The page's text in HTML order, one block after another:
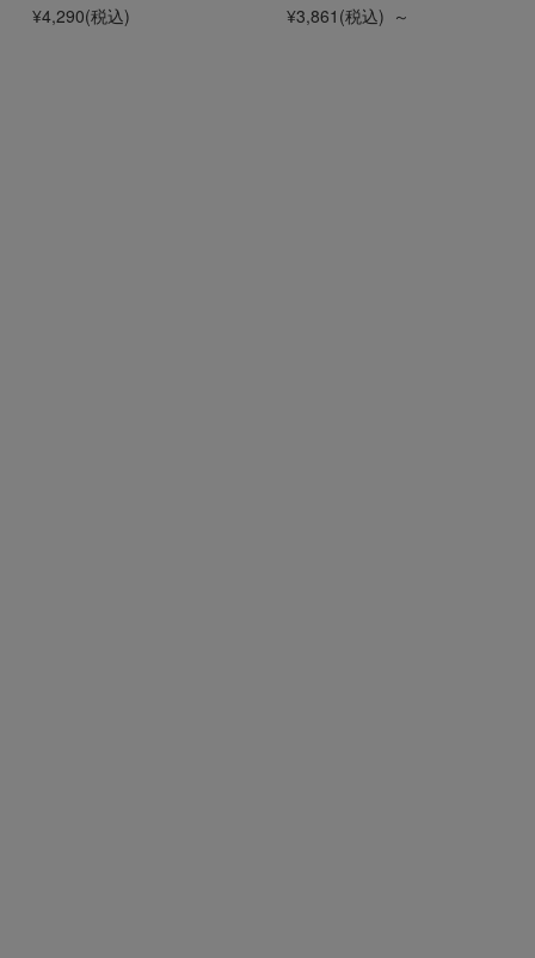
¥4,290(税込)
¥3,861 (税込) ～